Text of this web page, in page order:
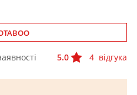
5.0 4 відгука